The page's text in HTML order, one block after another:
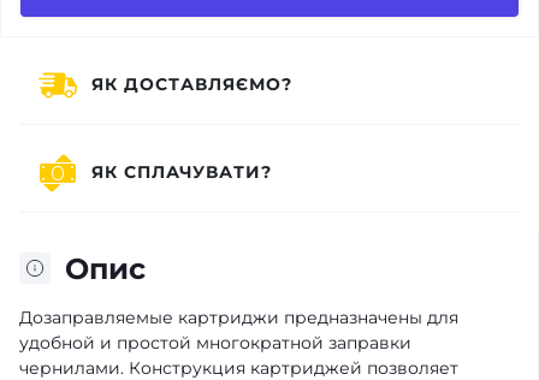
Опис
Дозаправляемые картриджи предназначены для
удобной и простой многократной заправки
чернилами. Конструкция картриджей позволяет
ЯК ДОСТАВЛЯЄМО?
ЯК СПЛАЧУВАТИ?